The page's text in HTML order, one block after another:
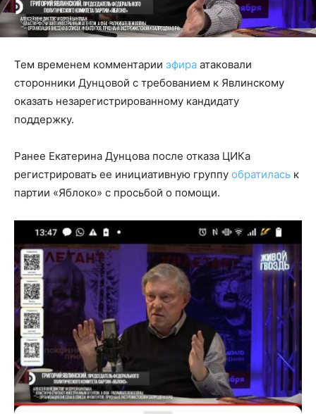
Тем временем комментарии эфира атаковали
сторонники Дунцовой с требованием к Явлинскому
оказать незарегистрированному кандидату
поддержку.
Ранее Екатерина Дунцова после отказа ЦИКа
регистрировать ее инициативную группу обратилась к
партии «Яблоко» с просьбой о помощи.